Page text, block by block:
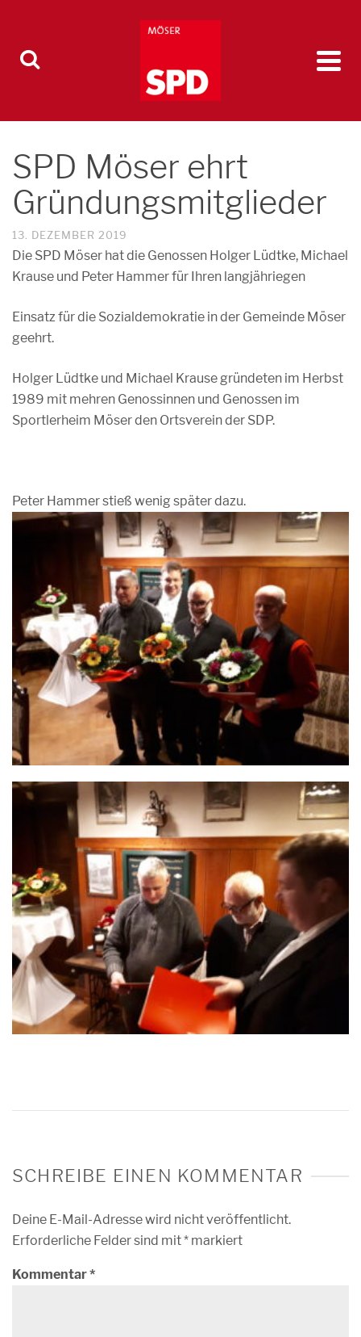
SPD Möser ehrt
Gründungsmitglieder
13. DEZEMBER 2019
Die SPD Möser hat die Genossen Holger Lüdtke, Michael
Krause und Peter Hammer für Ihren langjähriegen
Einsatz für die Sozialdemokratie in der Gemeinde Möser
geehrt.
Holger Lüdtke und Michael Krause gründeten im Herbst
1989 mit mehren Genossinnen und Genossen im
Sportlerheim Möser den Ortsverein der SDP.
Peter Hammer stieß wenig später dazu.
SCHREIBE EINEN KOMMENTAR
Deine E-Mail-Adresse wird nicht veröffentlicht.
Erforderliche Felder sind mit* markiert
Kommentar*